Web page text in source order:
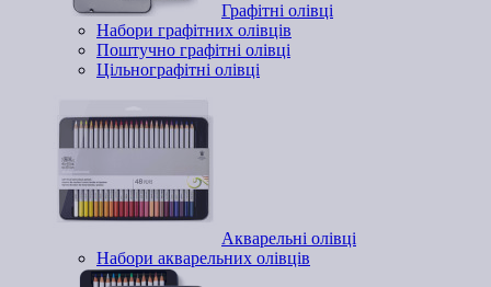
Графітні олівці
Набори графітних олівців
Поштучно графітні олівці
Цільнографітні олівці
Акварельні олівці
Набори акварельних олівців